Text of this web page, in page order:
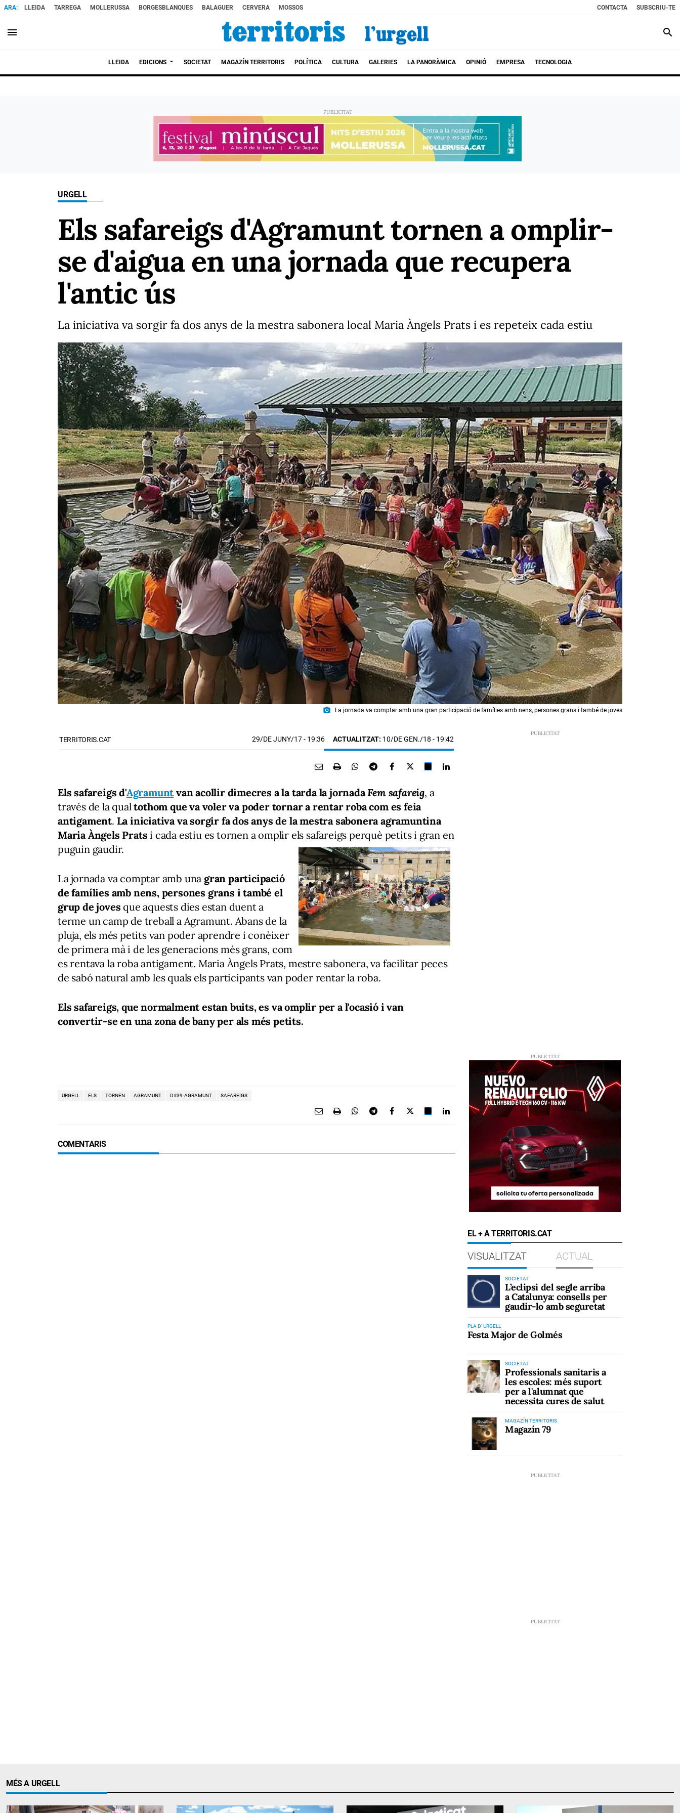
LLEIDA TARREGA MOLLERUSSA BORGESBLANQUES BALAGUER CERVERA MOSSOS CONTACTA SUBSCRIU-TE
menu search
LLEIDA EDICIONS SOCIETAT MAGAZÍN TERRITORIS POLÍTICA CULTURA GALERIES LA PANORÀMICA OPINIÓ EMPRESA TECNOLOGIA
URGELL
Els safareigs d'Agramunt tornen a omplir-
se d'aigua en una jornada que recupera
l'antic ús
La iniciativa va sorgir fa dos anys de la mestra sabonera local Maria Àngels Prats i es repeteix cada estiu
photo_camera La jornada va comptar amb una gran participació de famílies amb nens, persones grans i també de joves
TERRITORIS.CAT 29/DE JUNY/17- 19:36 ACTUALITZAT: 10/DE GEN./18 - 19:42
Els safareigs d'Agramuntvan acollir dimecres a la tarda la jornadaFem safareig, a
través de la qualtothom que va voler va poder tornar a rentar roba com es feia
antigament. La iniciativa va sorgir fa dos anys de la mestra sabonera agramuntina
Maria Àngels Prats i cada estiu es tornen a omplir els safareigs perquè petits i gran en
puguin gaudir.
La jornada va comptar amb una gran participació
de famílies amb nens, persones grans i també el
grup de joves que aquests dies estan duent a
terme un camp de treball a Agramunt. Abans de la
pluja, els més petits van poder aprendre i conèixer
de primera mà i de les generacions més grans, com
es rentava la roba antigament. Maria Àngels Prats, mestre sabonera, va facilitar peces
de sabó natural amb les quals els participants van poder rentar la roba.
Els safareigs, que normalment estan buits, es va omplir per a l'ocasió i van
convertir-se en una zona de bany per als més petits.
URGELL ELS TORNEN AGRAMUNT D#39-AGRAMUNT SAFAREIGS
COMENTARIS
EL + A TERRITORIS.CAT
VISUALITZAT ACTUAL
SOCIETAT
L’eclipsi del segle arriba
a Catalunya: consells per
gaudir-lo amb seguretat
PLA D' URGELL
Festa Major de Golmés
SOCIETAT
Professionals sanitaris a
les escoles: més suport
per a l'alumnat que
necessita cures de salut
MAGAZÍN TERRITORIS
Magazín 79
MÉS A URGELL